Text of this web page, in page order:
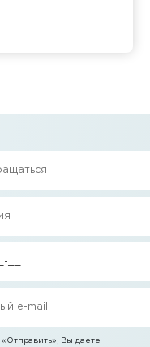
«Отправить»
, Вы даете